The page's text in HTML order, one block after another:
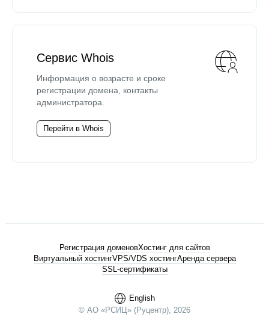
Сервис Whois
Информация о возрасте и сроке
регистрации домена, контакты
администратора.
Перейти в Whois
English
© АО «РСИЦ» (Руцентр), 2026
Регистрация доменовХостинг для сайтов
Виртуальный хостингVPS/VDS хостингАренда сервера
SSL-сертификаты